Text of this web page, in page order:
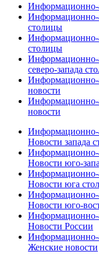
Информационно-
Информационно-
столицы
Информационно-
столицы
Информационно-
северо-запада
Информационно-
новости
Информационно-
новости
Информационно-
Новости запада
Информационно-
Новости юго-
Информационно-
Новости юга
Информационно-
Новости юго-
Информационно-
Новости России
Информационно-
Женские новости